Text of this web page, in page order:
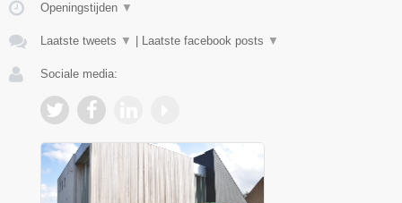
Openingstijden ▼
Laatste tweets ▼ Laatste facebook posts ▼
Sociale media: